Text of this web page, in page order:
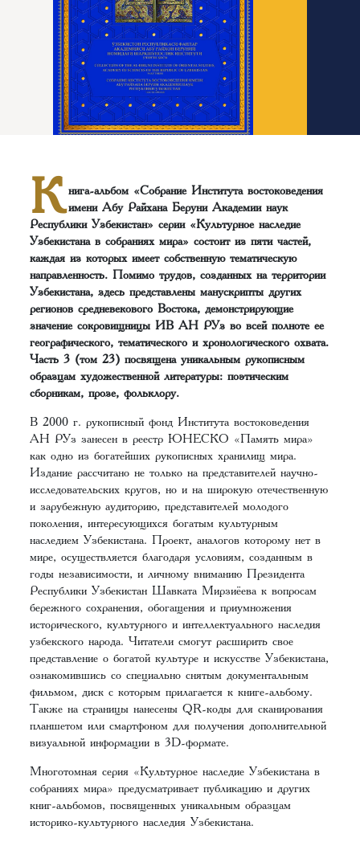
К нига-альбом «Собрание Института востоковедения
имени Абу Райхана Беруни Академии наук
Республики Узбекистан» серии «Культурное наследие
Узбекистана в собраниях мира» состоит из пяти частей,
каждая из которых имеет собственную тематическую
направленность. Помимо трудов, созданных на территории
Узбекистана, здесь представлены манускрипты других
регионов средневекового Востока, демонстрирующие
значение сокровищницы ИВ АН РУз во всей полноте ее
географического, тематического и хронологического охвата.
Часть 3 (том 23) посвящена уникальным рукописным
образцам художественной литературы: поэтическим
сборникам, прозе, фольклору.
В 2000 г. рукописный фонд Института востоковедения
АН РУз занесен в реестр ЮНЕСКО «Память мира»
как одно из богатейших рукописных хранилищ мира.
Издание рассчитано не только на представителей научно-
исследовательских кругов, но и на широкую отечественную
и зарубежную аудиторию, представителей молодого
поколения, интересующихся богатым культурным
наследием Узбекистана. Проект, аналогов которому нет в
мире, осуществляется благодаря условиям, созданным в
годы независимости, и личному вниманию Президента
Республики Узбекистан Шавката Мирзиёева к вопросам
бережного сохранения, обогащения и приумножения
исторического, культурного и интеллектуального наследия
узбекского народа. Читатели смогут расширить свое
представление о богатой культуре и искусстве Узбекистана,
ознакомившись со специально снятым документальным
фильмом, диск с которым прилагается к книге-альбому.
Также на страницы нанесены QR-коды для сканирования
планшетом или смартфоном для получения дополнительной
визуальной информации в 3D-формате.
Многотомная серия «Культурное наследие Узбекистана в
собраниях мира» предусматривает публикацию и других
книг-альбомов, посвященных уникальным образцам
историко-культурного наследия Узбекистана.